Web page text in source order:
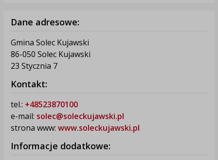
Dane adresowe:
Gmina Solec Kujawski
86-050 Solec Kujawski
23 Stycznia 7
Kontakt:
tel.: +48523870100
e-mail: solec@soleckujawski.pl
strona www: www.soleckujawski.pl
Informacje dodatkowe: